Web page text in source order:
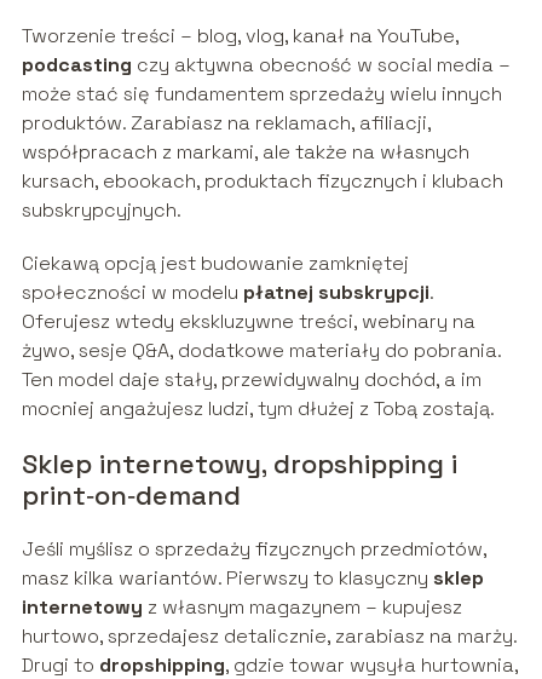
Tworzenie treści – blog, vlog, kanał na YouTube,
podcasting czy aktywna obecność w social media –
może stać się fundamentem sprzedaży wielu innych
produktów. Zarabiasz na reklamach, afiliacji,
współpracach z markami, ale także na własnych
kursach, ebookach, produktach fizycznych i klubach
subskrypcyjnych.
Ciekawą opcją jest budowanie zamkniętej
społeczności w modelu płatnej subskrypcji.
Oferujesz wtedy ekskluzywne treści, webinary na
żywo, sesje Q&A, dodatkowe materiały do pobrania.
Ten model daje stały, przewidywalny dochód, a im
mocniej angażujesz ludzi, tym dłużej z Tobą zostają.
Sklep internetowy, dropshipping i
print‑on‑demand
Jeśli myślisz o sprzedaży fizycznych przedmiotów,
masz kilka wariantów. Pierwszy to klasyczny sklep
internetowy z własnym magazynem – kupujesz
hurtowo, sprzedajesz detalicznie, zarabiasz na marży.
Drugi to dropshipping, gdzie towar wysyła hurtownia,